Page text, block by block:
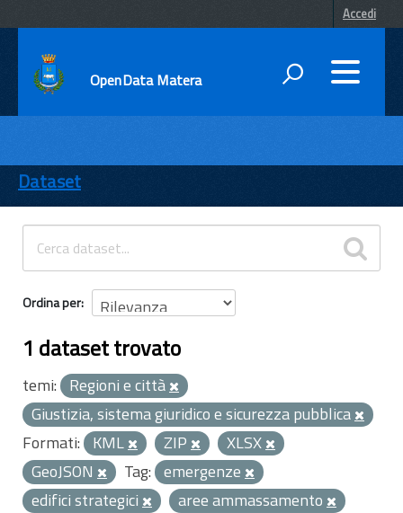
Accedi
OpenData Matera
ENTI
TEMI
INFORMAZIONI
Dataset
Ordina per
1 dataset trovato
temi: Regioni e città
Giustizia, sistema giuridico e sicurezza pubblica
Formati: KML ZIP
XLSX
GeoJSON
Tag: emergenze
edifici strategici
aree ammassamento